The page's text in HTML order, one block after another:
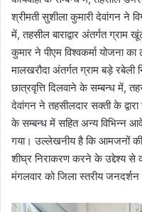
श्रीमती सुशीला कुमारी देवांगन ने
में, तहसील बाराद्वार अंतर्गत ग्राम
कुमार ने पीएम विश्वकर्मा योजना
मालखरौदा अंतर्गत ग्राम बड़े रबेली
छात्रवृत्ति दिलवाने के सम्बन्ध में,
देवांगन ने तहसीलदार सक्ती के
के सम्बन्ध में सहित अन्य विभिन्न
गया। उल्लेखनीय है कि आमजनों
शीघ्र निराकरण करने के उद्देश्य से
मंगलवार को जिला स्तरीय